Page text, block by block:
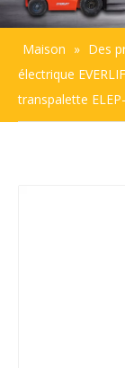
Maison » Des
électrique
transpalette